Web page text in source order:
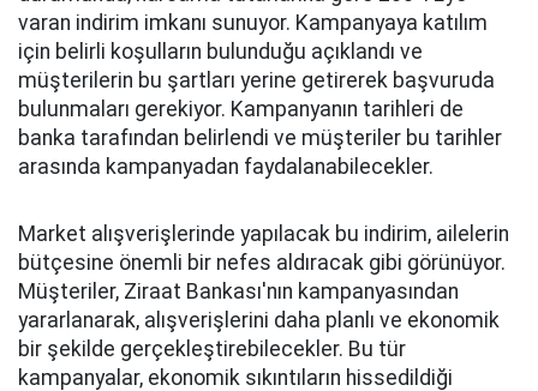
varan indirim imkanı sunuyor. Kampanyaya katılım
için belirli koşulların bulunduğu açıklandı ve
müşterilerin bu şartları yerine getirerek başvuruda
bulunmaları gerekiyor. Kampanyanın tarihleri de
banka tarafından belirlendi ve müşteriler bu tarihler
arasında kampanyadan faydalanabilecekler.
Market alışverişlerinde yapılacak bu indirim, ailelerin
bütçesine önemli bir nefes aldıracak gibi görünüyor.
Müşteriler, Ziraat Bankası'nın kampanyasından
yararlanarak, alışverişlerini daha planlı ve ekonomik
bir şekilde gerçekleştirebilecekler. Bu tür
kampanyalar, ekonomik sıkıntıların hissedildiği